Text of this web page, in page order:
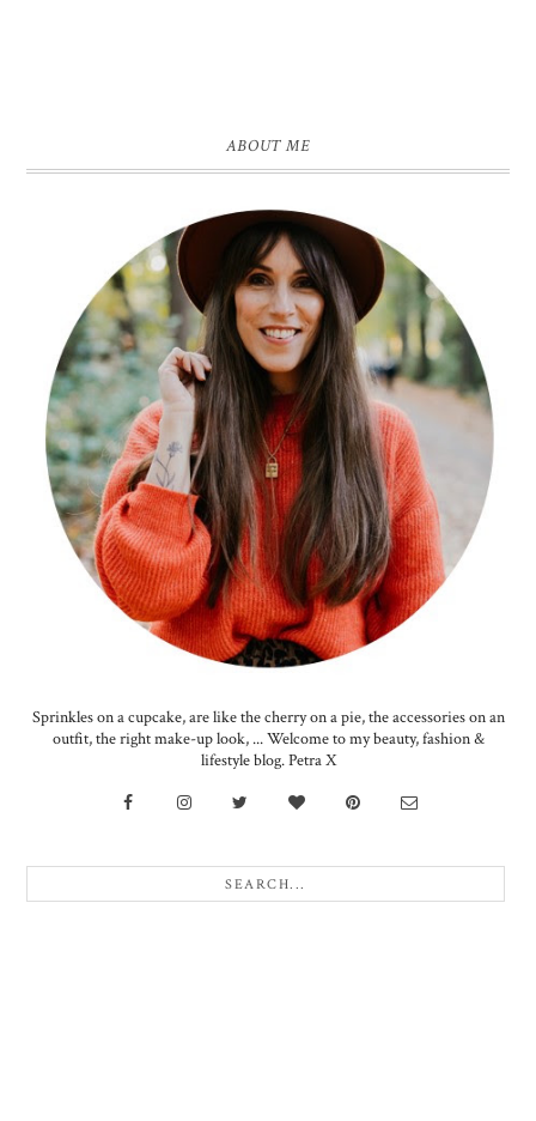
ABOUT ME
Sprinkles on a cupcake, are like the cherry on a pie, the accessories on an
outfit, the right make-up look, ... Welcome to my beauty, fashion &
lifestyle blog. Petra X